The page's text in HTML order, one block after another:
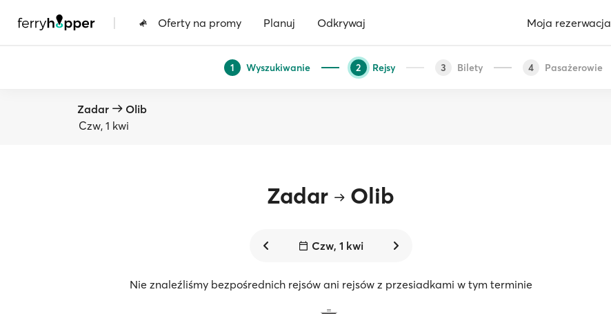
| Oferty na promy Planuj Odkrywaj Moja rezerwacja
1 Wyszukiwanie 2 Rejsy 3 Bilety 4 Pasażerowie
Zadar
Olib
Czw, 1 kwi
Zadar Olib
Czw, 1 kwi
Nie znaleźliśmy bezpośrednich rejsów ani rejsów z przesiadkami w tym terminie